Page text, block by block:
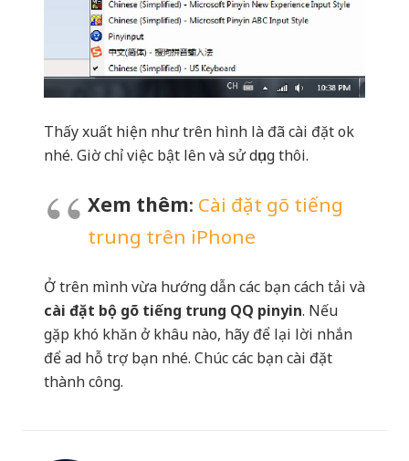
Thấy xuất hiện như trên hình là đã cài đặt ok
nhé. Giờ chỉ việc bật lên và sử dụng thôi.
Xem thêm: Cài đặt gõ tiếng
trung trên iPhone
Ở trên mình vừa hướng dẫn các bạn cách tải và
cài đặt bộ gõ tiếng trung QQ pinyin. Nếu
gặp khó khăn ở khâu nào, hãy để lại lời nhắn
để ad hỗ trợ bạn nhé. Chúc các bạn cài đặt
thành công.